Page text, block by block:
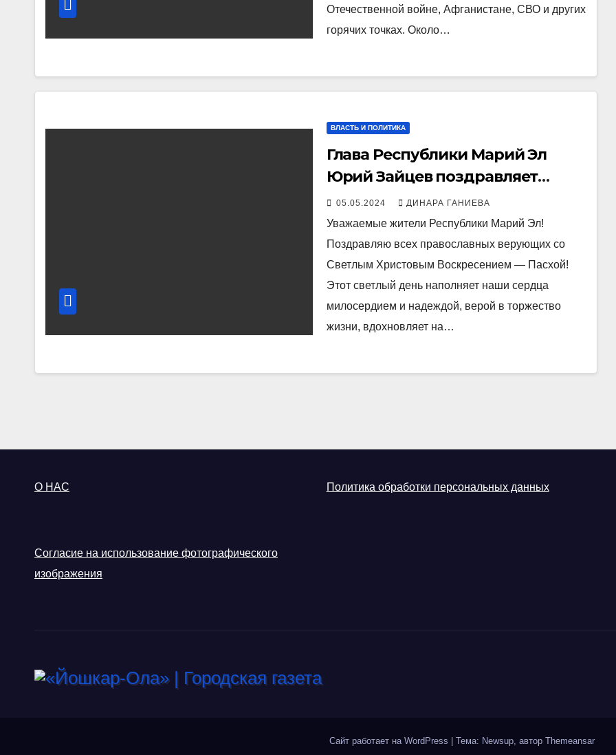
Отечественной войне, Афганистане, СВО и других
горячих точках. Около…
ВЛАСТЬ И ПОЛИТИКА
Глава Республики Марий Эл
Юрий Зайцев поздравляет
жителей со Светлым Христовым
Воскресением-Пасхой
05.05.2024 ДИНАРА ГАНИЕВА
Уважаемые жители Республики Марий Эл!
Поздравляю всех православных верующих со
Светлым Христовым Воскресением — Пасхой!
Этот светлый день наполняет наши сердца
милосердием и надеждой, верой в торжество
жизни, вдохновляет на…
О НАС Политика обработки персональных данных
Согласие на использование фотографического
изображения
Сайт работает на WordPress Тема: Newsup, автор Themeansar